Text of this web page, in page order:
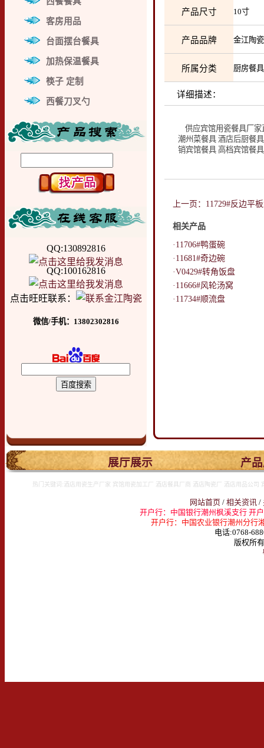
客房用品
台面摆台餐具
加热保温餐具
筷子 定制
西餐刀叉勺
QQ:130892816
QQ:100162816
点击旺旺联系：
微信/手机：13802302816
产品尺寸 10寸
产品品牌 金江陶
所属分类 厨房餐
详细描述：
供应宾馆用瓷餐具厂家
潮州菜餐具 酒店后厨餐
销宾馆餐具 高档宾馆餐
上一页：11729#反边平
相关产品
·11706#鸭蛋碗
·11681#奇边碗
·V0429#转角饭盘
·11666#风轮汤窝
·11734#顺流盘
. 展厅展示 产
热门关键词:酒店用瓷生产厂家 宾馆用瓷加工厂 酒店餐具厂商 酒店陶瓷厂 酒店用品公
网站首页/ 相关资讯/
开户行：中国银行潮州枫溪支行 开
开户行：中国农业银行潮州分行
电话:0768-
版权所